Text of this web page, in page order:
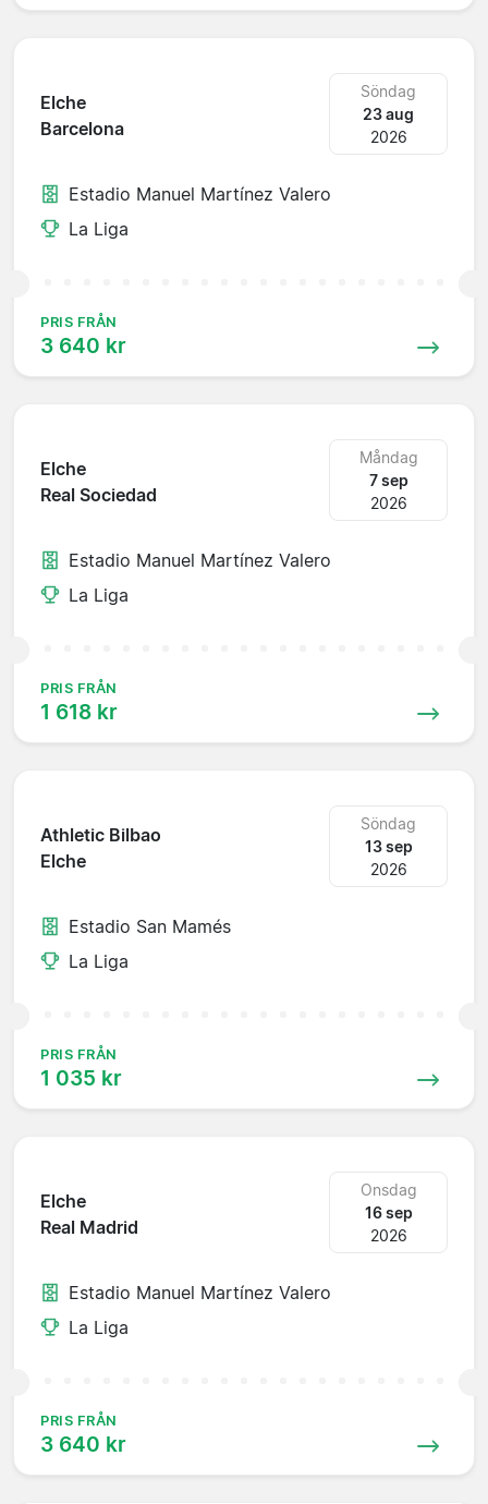
Elche
Barcelona
Söndag
23 aug
2026
Estadio Manuel Martínez Valero
La Liga
PRIS FRÅN
3 640 kr
Elche
Real Sociedad
Måndag
7 sep
2026
Estadio Manuel Martínez Valero
La Liga
PRIS FRÅN
1 618 kr
Athletic Bilbao
Elche
Söndag
13 sep
2026
Estadio San Mamés
La Liga
PRIS FRÅN
1 035 kr
Elche
Real Madrid
Onsdag
16 sep
2026
Estadio Manuel Martínez Valero
La Liga
PRIS FRÅN
3 640 kr